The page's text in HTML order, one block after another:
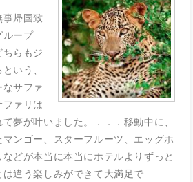
帰国致
ループ
ちらもジ
いう、
なサファ
ファリは
夢が叶いました。．．．移動中に、
ンゴー、スターフルーツ、エッグホ
どが本当に本当にホテルよりずっと
違う楽しみができて大満足で